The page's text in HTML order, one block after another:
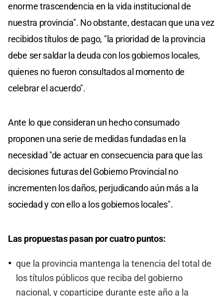
enorme trascendencia en la vida institucional de
nuestra provincia". No obstante, destacan que una vez
recibidos títulos de pago, "la prioridad de la provincia
debe ser saldar la deuda con los gobiernos locales,
quienes no fueron consultados al momento de
celebrar el acuerdo".
Ante lo que consideran un hecho consumado
proponen una serie de medidas fundadas en la
necesidad "de actuar en consecuencia para que las
decisiones futuras del Gobierno Provincial no
incrementen los daños, perjudicando aún más a la
sociedad y con ello a los gobiernos locales".
Las propuestas pasan por cuatro puntos:
que la provincia mantenga la tenencia del total de
los títulos públicos que reciba del gobierno
nacional, y coparticipe durante este año a la